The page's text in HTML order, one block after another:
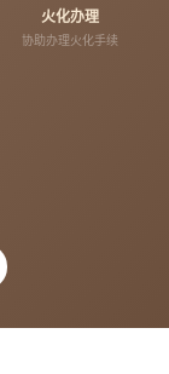
火化办理
协助办理火化手续